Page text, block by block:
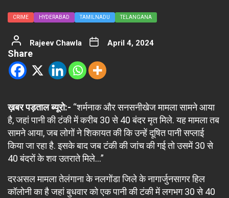
CRIME HYDERABAD TAMILNADU TELANGANA
Rajeev Chawla April 4, 2024
Share
ख़बर पड़ताल ब्यूरो:- “शर्मनाक और सनसनीखेज मामला सामने आया
है, जहां पानी की टंकी में करीब 30 से 40 बंदर मृत मिले. यह मामला तब
सामने आया, जब लोगों ने शिकायत की कि उन्हें दूषित पानी सप्लाई
किया जा रहा है. इसके बाद जब टंकी की जांच की गई तो उसमें 30 से
40 बंदरों के शव उतराते मिले…”
दरअसल मामला तेलंगाना के नलगोंडा जिले के नागार्जुनसागर हिल
कॉलोनी का है जहां बुधवार को एक पानी की टंकी में लगभग 30 से 40